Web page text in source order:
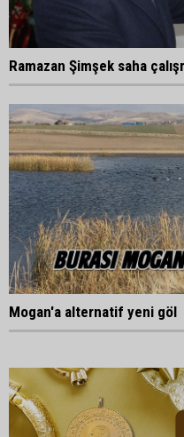
Ramazan Şimşek saha
Mogan'a alternatif yeni göl